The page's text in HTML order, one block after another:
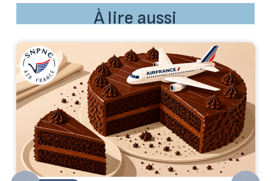
À lire aussi